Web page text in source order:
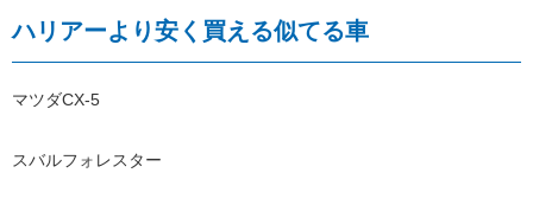
ハリアーより安く買える似てる車
マツダCX-5
スバルフォレスター